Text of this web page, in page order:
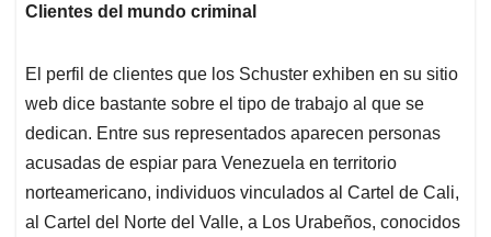
Clientes del mundo criminal
El perfil de clientes que los Schuster exhiben en su sitio
web dice bastante sobre el tipo de trabajo al que se
dedican. Entre sus representados aparecen personas
acusadas de espiar para Venezuela en territorio
norteamericano, individuos vinculados al Cartel de Cali,
al Cartel del Norte del Valle, a Los Urabeños, conocidos